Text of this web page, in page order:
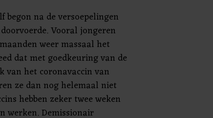
begon na de versoepelingen
Vooral jongeren
weer massaal het
dat met goedkeuring van de
van het coronavaccin van
ze dan nog helemaal niet
hebben zeker twee weken
werken. Demissionair